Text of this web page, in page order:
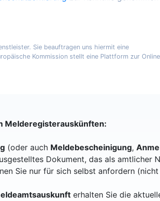
Sie beauftragen uns hiermit eine
Kommission stellt eine Plattform zur
Melderegisterauskünften:
(oder auch Meldebescheinigung,
Dokument, das als amtlicher
Sie nur für sich selbst anfordern
erhalten Sie die